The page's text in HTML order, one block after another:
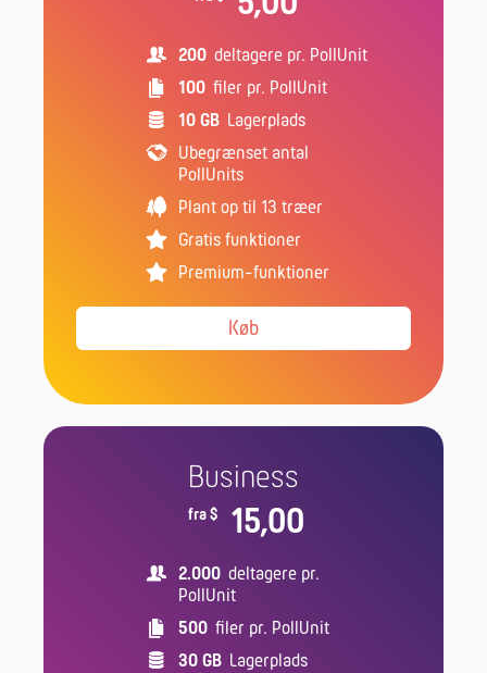
200 deltagere pr. PollUnit
100 filer pr. PollUnit
10 GB Lagerplads
Ubegrænset antal
PollUnits
Plant op til 13 træer
Gratis funktioner
Premium-funktioner
Køb
Business
fra $ 15,00
2.000 deltagere pr.
PollUnit
500 filer pr. PollUnit
30 GB Lagerplads